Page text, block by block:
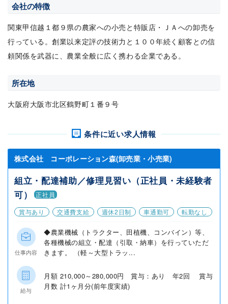
会社の特徴
関東甲信越１都９県の農家への小売と特販店・ＪＡへの卸売を
行っている。創業以来定評の技術力と１００年続く顧客との信
頼関係を武器に、農業全般に広く携わる企業である。
所在地
大阪府大阪市北区鶴野町１番９号
条件に近い求人情報
株式会社 コーポレーション森(卸売業・小売業)
組立・配達補助／修理見習い（正社員・未経験者
可）
正社員
賞与あり
交通費支給 週休2日制 車通勤可 転勤なし
仕事内容
◆農業機械（トラクター、田植機、コンバイン）等、
各種機械の組立・配達（引取・納車）を行っていただ
きます。 （軽～大型トラッ...
給与
月額 210,000～280,000円 賞与：あり 年2回 賞与
月数 計1ヶ月分(前年度実績)